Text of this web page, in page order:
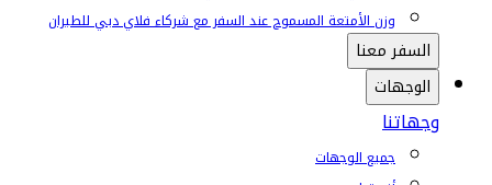
وزن الأمتعة المسموح عند السفر مع شركاء فلاي دبي للطيران
السفر معنا
الوجهات
وجهاتنا
جميع الوجهات